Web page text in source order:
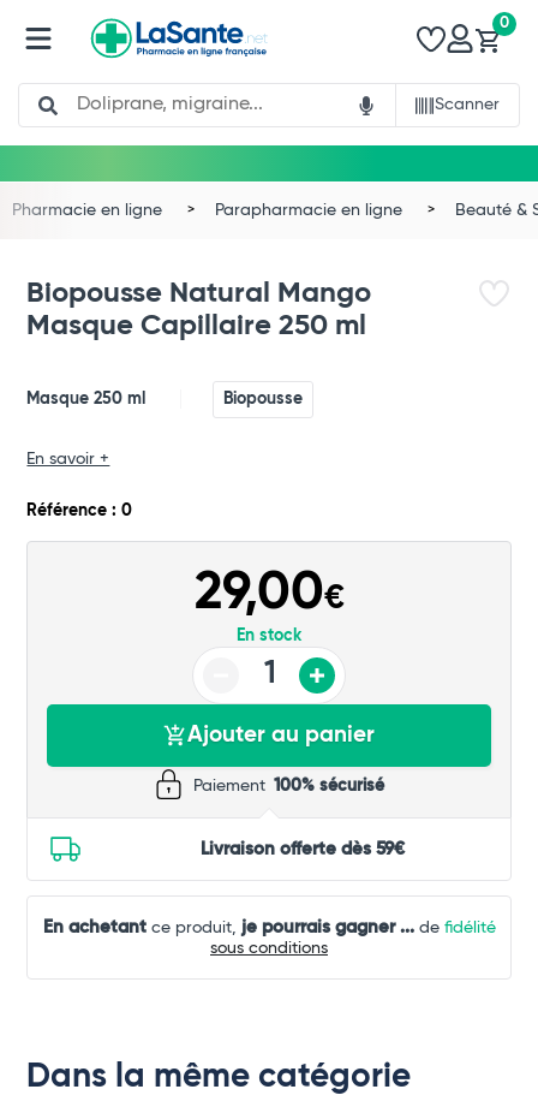
Search
Scanner
0
Total
Pharmacie en ligne Parapharmacie en ligne Beauté &
Biopousse Natural Mango
Masque Capillaire 250 ml
Masque 250 ml Biopousse
En savoir +
Référence : 0
29,00€
En stock
Ajouter au panier
Paiement 100% sécurisé
Livraison offerte dès 59€
En achetantce produit, je pourrais gagner ...de fidélité
sous conditions
Dans la même catégorie